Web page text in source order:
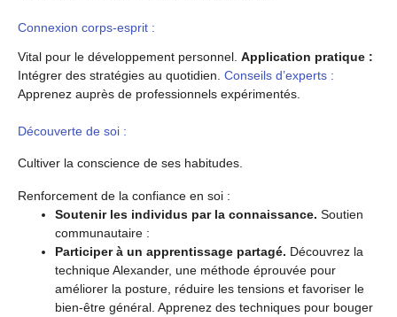
Connexion corps-esprit :
Vital pour le développement personnel. Application pratique :
Intégrer des stratégies au quotidien. Conseils d’experts :
Apprenez auprès de professionnels expérimentés.
Découverte de soi :
Cultiver la conscience de ses habitudes.
Renforcement de la confiance en soi :
Soutenir les individus par la connaissance. Soutien
communautaire :
Participer à un apprentissage partagé. Découvrez la
technique Alexander, une méthode éprouvée pour
améliorer la posture, réduire les tensions et favoriser le
bien-être général. Apprenez des techniques pour bouger